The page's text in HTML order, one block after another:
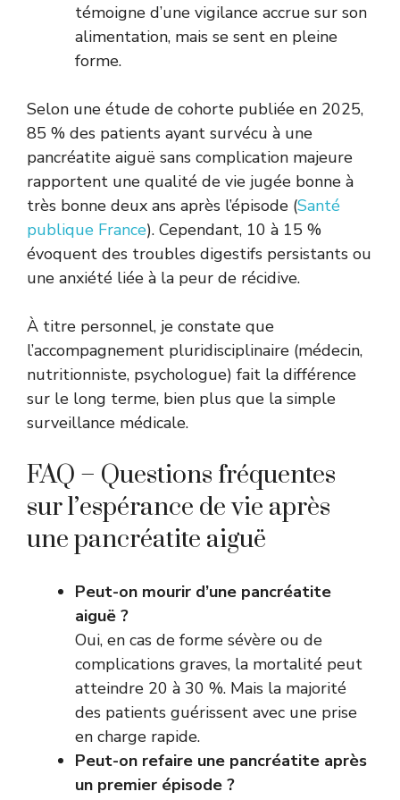
témoigne d’une vigilance accrue sur son
alimentation, mais se sent en pleine
forme.
Selon une étude de cohorte publiée en 2025,
85 % des patients ayant survécu à une
pancréatite aiguë sans complication majeure
rapportent une qualité de vie jugée bonne à
très bonne deux ans après l’épisode (Santé
publique France). Cependant, 10 à 15 %
évoquent des troubles digestifs persistants ou
une anxiété liée à la peur de récidive.
À titre personnel, je constate que
l’accompagnement pluridisciplinaire (médecin,
nutritionniste, psychologue) fait la différence
sur le long terme, bien plus que la simple
surveillance médicale.
FAQ – Questions fréquentes
sur l’espérance de vie après
une pancréatite aiguë
Peut-on mourir d’une pancréatite
aiguë ?
Oui, en cas de forme sévère ou de
complications graves, la mortalité peut
atteindre 20 à 30 %. Mais la majorité
des patients guérissent avec une prise
en charge rapide.
Peut-on refaire une pancréatite après
un premier épisode ?